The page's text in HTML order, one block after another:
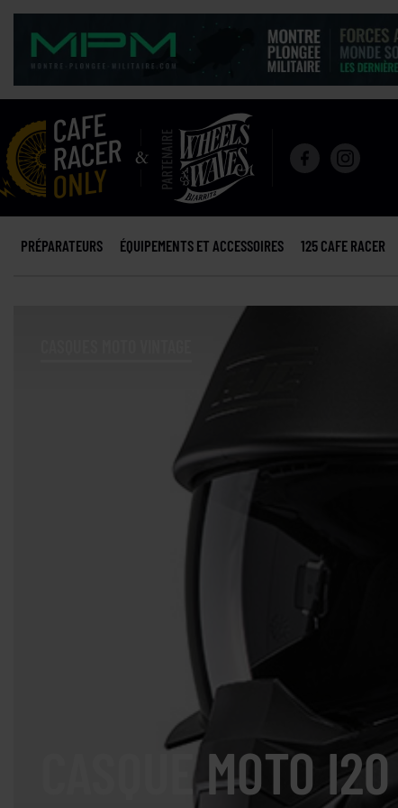
PRÉPARATEURS ÉQUIPEMENTS ET ACCESSOIRES 125 CAFE RACER
CASQUE MOTO